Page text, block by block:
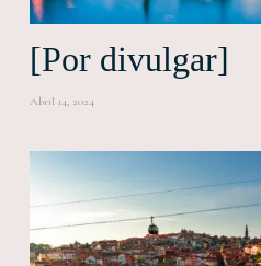
[Por divulgar]
Abril 14, 2024